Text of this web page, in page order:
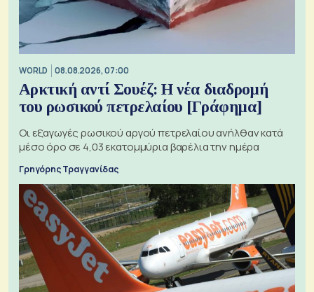
WORLD 08.08.2026, 07:00
Αρκτική αντί Σουέζ: Η νέα διαδρομή
του ρωσικού πετρελαίου [Γράφημα]
Οι εξαγωγές ρωσικού αργού πετρελαίου ανήλθαν κατά
μέσο όρο σε 4,03 εκατομμύρια βαρέλια την ημέρα
Γρηγόρης Τραγγανίδας